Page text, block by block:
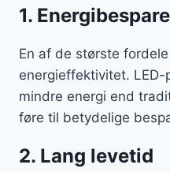
1.
En af de største
energieffektivitet.
mindre energi end
føre til betydelige
2. Lang levetid